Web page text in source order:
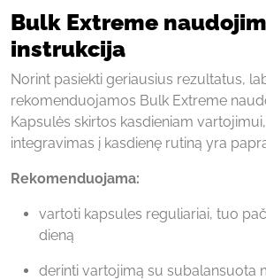
Bulk Extreme
instrukcija
Norint pasiekti geriausius rezultatus,
rekomenduojamos Bulk Extreme
Kapsulės skirtos kasdieniam
integravimas į kasdienę rutiną yra
Rekomenduojama:
vartoti kapsules reguliariai, tuo
dieną
derinti vartojimą su subalansuota